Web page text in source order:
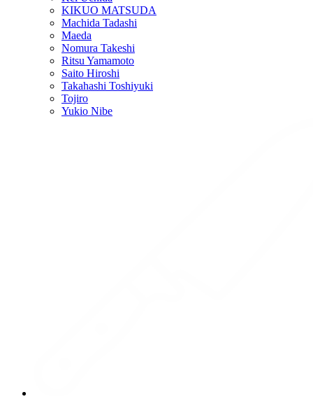
KIKUO MATSUDA
Machida Tadashi
Maeda
Nomura Takeshi
Ritsu Yamamoto
Saito Hiroshi
Takahashi Toshiyuki
Tojiro
Yukio Nibe